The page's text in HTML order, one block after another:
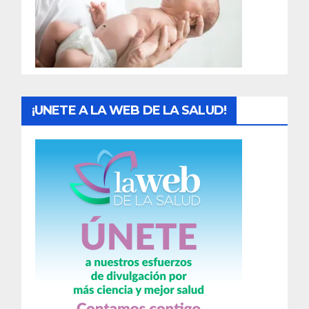
¡UNETE A LA WEB DE LA SALUD!